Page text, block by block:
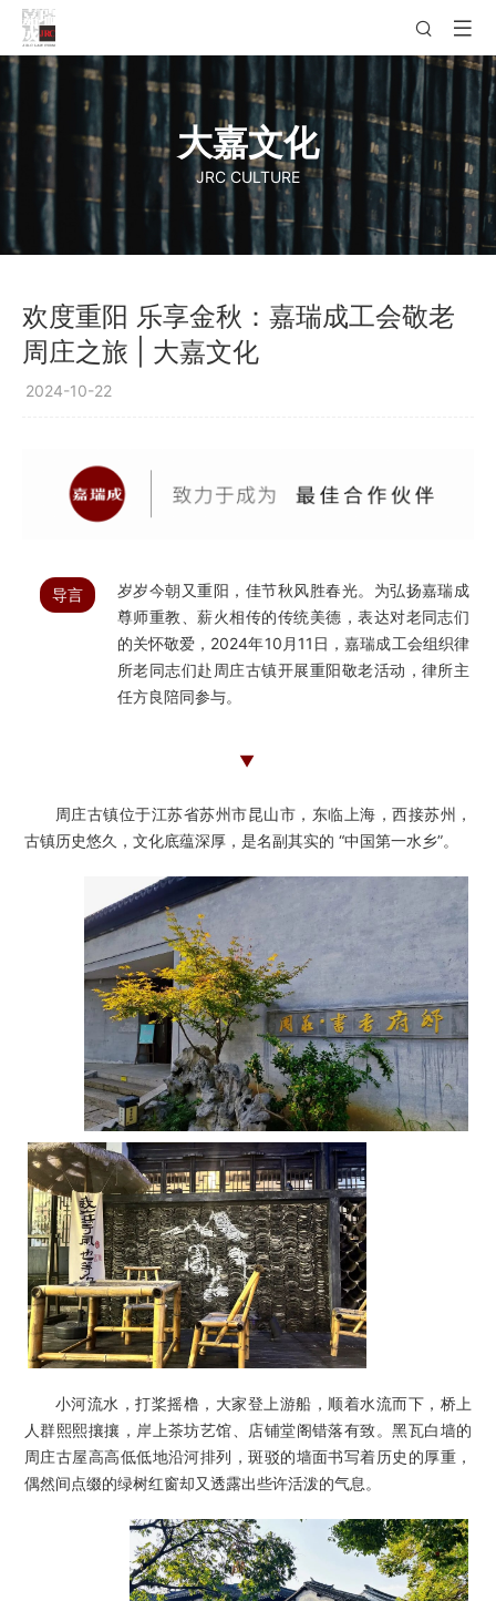
大嘉文化
JRC CULTURE
欢度重阳 乐享金秋：嘉瑞成工会敬老
周庄之旅 | 大嘉文化
2024-10-22
导言
岁岁今朝又重阳，佳节秋风胜春光。为弘扬嘉瑞成
尊师重教、薪火相传的传统美德，表达对老同志们
的关怀敬爱，2024年10月11日，嘉瑞成工会组织律
所老同志们赴周庄古镇开展重阳敬老活动，律所主
任方良陪同参与。
▼
周庄古镇位于江苏省苏州市昆山市，东临上海，西接苏州，
古镇历史悠久，文化底蕴深厚，是名副其实的 “中国第一水乡”。
小河流水，打桨摇橹，大家登上游船，顺着水流而下，桥上
人群熙熙攘攘，岸上茶坊艺馆、店铺堂阁错落有致。黑瓦白墙的
周庄古屋高高低低地沿河排列，斑驳的墙面书写着历史的厚重，
偶然间点缀的绿树红窗却又透露出些许活泼的气息。